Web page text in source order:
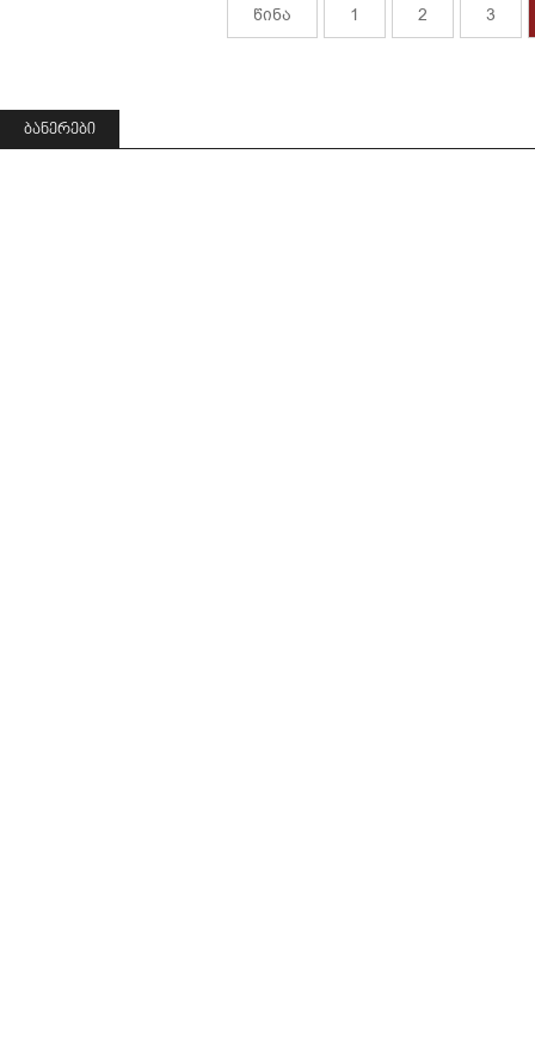
წინა 1 2 3
ᲑᲐᲜᲔᲠᲔᲑᲘ